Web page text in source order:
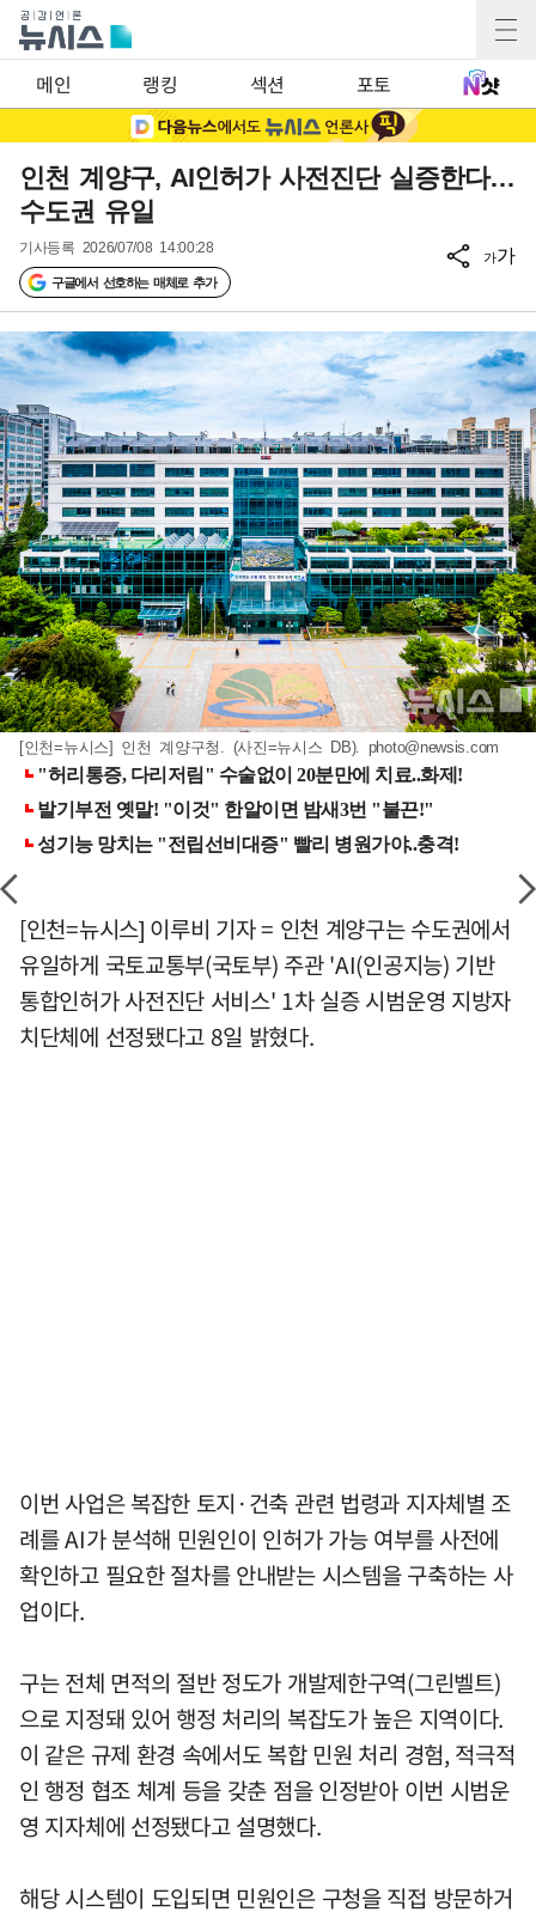
메인 랭킹 섹션 포토
인천 계양구, AI인허가 사전진단 실증한다…
수도권 유일
기사등록 2026/07/08 14:00:28
구글에서 선호하는 매체로 추가
가가
[인천=뉴시스] 인천 계양구청. (사진=뉴시스 DB). photo@newsis.com
[인천=뉴시스] 이루비 기자 = 인천 계양구는 수도권에서
유일하게 국토교통부(국토부) 주관 'AI(인공지능) 기반
통합인허가 사전진단 서비스' 1차 실증 시범운영 지방자
치단체에 선정됐다고 8일 밝혔다.
이번 사업은 복잡한 토지·건축 관련 법령과 지자체별 조
례를 AI가 분석해 민원인이 인허가 가능 여부를 사전에
확인하고 필요한 절차를 안내받는 시스템을 구축하는 사
업이다.
구는 전체 면적의 절반 정도가 개발제한구역(그린벨트)
으로 지정돼 있어 행정 처리의 복잡도가 높은 지역이다.
이 같은 규제 환경 속에서도 복합 민원 처리 경험, 적극적
인 행정 협조 체계 등을 갖춘 점을 인정받아 이번 시범운
영 지자체에 선정됐다고 설명했다.
해당 시스템이 도입되면 민원인은 구청을 직접 방문하거